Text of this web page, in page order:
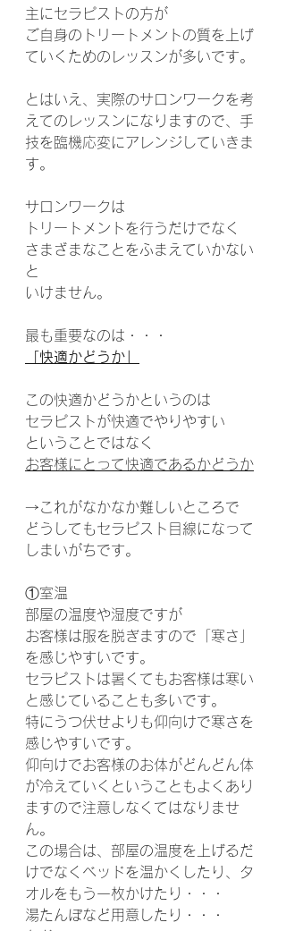
主にセラピストの方が
ご自身のトリートメントの質を上げ
ていくためのレッスンが多いです。
とはいえ、実際のサロンワークを考
えてのレッスンになりますので、手
技を臨機応変にアレンジしていきま
す。
サロンワークは
トリートメントを行うだけでなく
さまざまなことをふまえていかない
と
いけません。
最も重要なのは・・・
「快適かどうか」
この快適かどうかというのは
セラピストが快適でやりやすい
ということではなく
お客様にとって快適であるかどうか
→これがなかなか難しいところで
どうしてもセラピスト目線になって
しまいがちです。
①室温
部屋の温度や湿度ですが
お客様は服を脱ぎますので「寒さ」
を感じやすいです。
セラピストは暑くてもお客様は寒い
と感じていることも多いです。
特にうつ伏せよりも仰向けで寒さを
感じやすいです。
仰向けでお客様のお体がどんどん体
が冷えていくということもよくあり
ますので注意しなくてはなりませ
ん。
この場合は、部屋の温度を上げるだ
けでなくベッドを温かくしたり、タ
オルをもう一枚かけたり・・・
湯たんぽなど用意したり・・・